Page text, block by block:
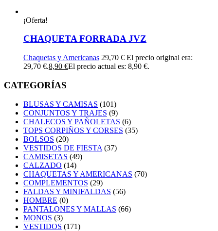
¡Oferta!
CHAQUETA FORRADA JVZ
Chaquetas y Americanas 29,70€ El precio original era:
29,70 €.8,90 €El precio actual es: 8,90 €.
CATEGORÍAS
BLUSAS Y CAMISAS (101)
CONJUNTOS Y TRAJES (9)
CHALECOS Y PAÑOLETAS (6)
TOPS CORPIÑOS Y CORSES (35)
BOLSOS (20)
VESTIDOS DE FIESTA (37)
CAMISETAS (49)
CALZADO (14)
CHAQUETAS Y AMERICANAS (70)
COMPLEMENTOS (29)
FALDAS Y MINIFALDAS (56)
HOMBRE (0)
PANTALONES Y MALLAS (66)
MONOS (3)
VESTIDOS (171)